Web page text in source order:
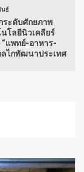
นธ์
ระดับศักยภาพ
โลยีนิวเคลียร์
“แพทย์-อาหาร-
ลไกพัฒนาประเทศ